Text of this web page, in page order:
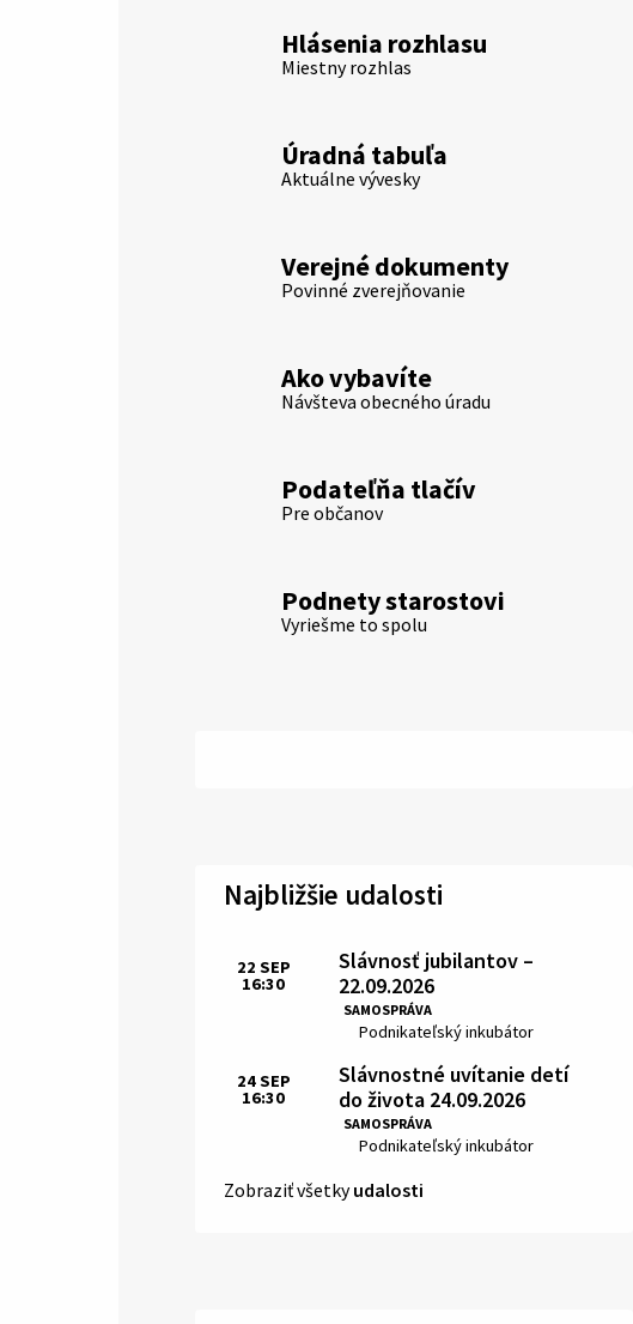
Hlásenia rozhlasu
Miestny rozhlas
Úradná tabuľa
Aktuálne vývesky
Verejné dokumenty
Povinné zverejňovanie
Ako vybavíte
Návšteva obecného úradu
Podateľňa tlačív
Pre občanov
Podnety starostovi
Vyriešme to spolu
Najbližšie udalosti
Slávnosť jubilantov –
22.09.2026
SAMOSPRÁVA
Miesto:
Podnikateľský inkubátor
Čas:
22 SEP
16:30
Slávnostné uvítanie detí
do života 24.09.2026
SAMOSPRÁVA
Miesto:
Podnikateľský inkubátor
Čas:
24SEP
16:30
Zobraziť všetkyudalosti